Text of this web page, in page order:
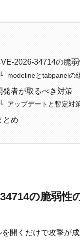
2026-34714の脆
modelineとtabpanelの
発者が取るべき対策
アップデートと暫定対
とめ
の脆弱性
開くだけで攻撃が